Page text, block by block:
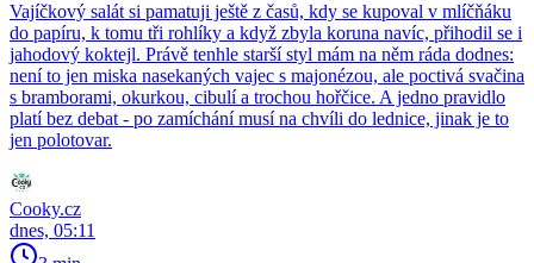
Vajíčkový salát si pamatuji ještě z časů, kdy se kupoval v mlíčňáku
do papíru, k tomu tři rohlíky a když zbyla koruna navíc, přihodil se i
jahodový koktejl. Právě tenhle starší styl mám na něm ráda dodnes:
není to jen miska nasekaných vajec s majonézou, ale poctivá svačina
s bramborami, okurkou, cibulí a trochou hořčice. A jedno pravidlo
platí bez debat - po zamíchání musí na chvíli do lednice, jinak je to
jen polotovar.
Cooky.cz
dnes, 05:11